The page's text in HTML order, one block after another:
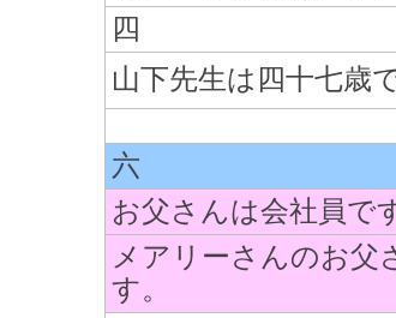
四
山下先生は四十七歳
六
お父さんは会社員で
メアリーさんのお父
す。